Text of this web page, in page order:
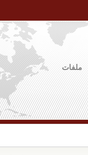
ملفات